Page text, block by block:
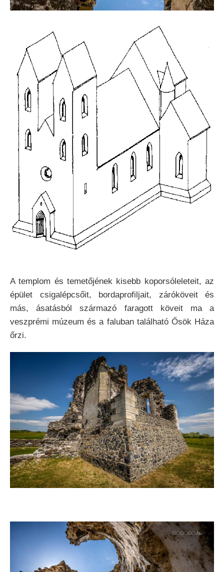
A templom és temetőjének kisebb koporsóleleteit, az
épület csigalépcsőit, bordaprofiljait, záróköveit és
más, ásatásból származó faragott köveit ma a
veszprémi múzeum és a faluban található Ősök Háza
őrzi.